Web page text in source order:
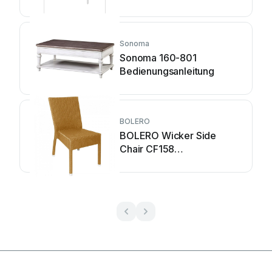
Sonoma
Sonoma 160-801
Bedienungsanleitung
BOLERO
BOLERO Wicker Side
Chair CF158